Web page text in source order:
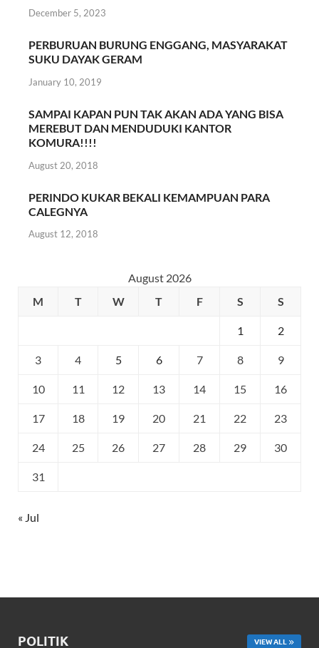
December 5, 2023
PERBURUAN BURUNG ENGGANG, MASYARAKAT
SUKU DAYAK GERAM
January 10, 2019
SAMPAI KAPAN PUN TAK AKAN ADA YANG BISA
MEREBUT DAN MENDUDUKI KANTOR
KOMURA!!!!
August 20, 2018
PERINDO KUKAR BEKALI KEMAMPUAN PARA
CALEGNYA
August 12, 2018
August 2026
M
T W T F S S
1 2
3 4 5 6 7 8 9
10 11 12 13 14 15 16
17 18 19 20 21 22 23
24 25 26 27 28 29 30
31
« Jul
POLITIK VIEW ALL